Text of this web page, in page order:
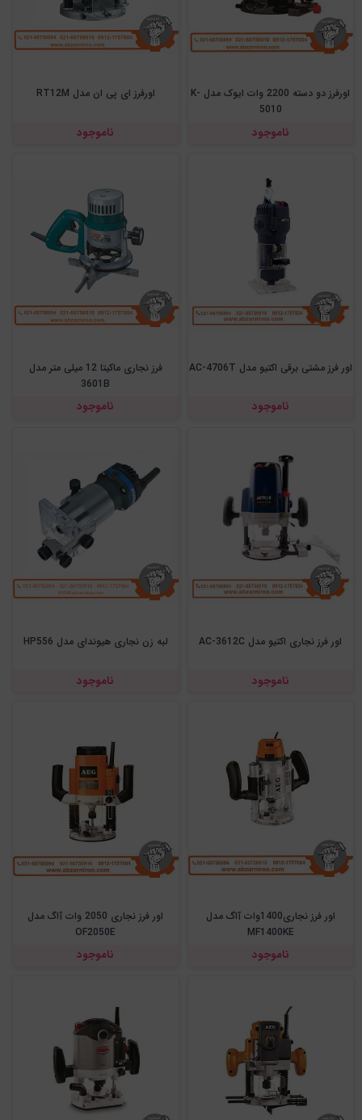
اورفرز دو دسته 2200 وات ایوک مدل K-
5010
ناموجود
اورفرز ای پی ان مدل RT12M
ناموجود
اور فرز مشتی برقی اکتیو مدل AC-4706T
ناموجود
فرز نجاری ماکیتا 12 میلی متر مدل
3601B
ناموجود
اور فرز نجاری اکتیو مدل AC-3612C
ناموجود
لبه زن نجاری هیوندای مدل HP556
ناموجود
اور فرز نجاری1400وات آاگ مدل
MF1400KE
ناموجود
اور فرز نجاری 2050 وات آاگ مدل
OF2050E
ناموجود